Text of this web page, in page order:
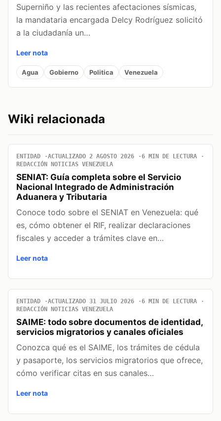
Superniño y las recientes afectaciones sísmicas,
la mandataria encargada Delcy Rodríguez solicitó
a la ciudadanía un…
Leer nota
Agua Gobierno Politica Venezuela
Wiki relacionada
ENTIDAD ACTUALIZADO 2 AGOSTO 2026
6 MIN DE LECTURA
REDACCIÓN NOTICIAS VENEZUELA
SENIAT: Guía completa sobre el Servicio
Nacional Integrado de Administración
Aduanera y Tributaria
Conoce todo sobre el SENIAT en Venezuela: qué
es, cómo obtener el RIF, realizar declaraciones
fiscales y acceder a trámites clave en…
Leer nota
ENTIDAD ACTUALIZADO 31 JULIO 2026
6 MIN DE LECTURA
REDACCIÓN NOTICIAS VENEZUELA
SAIME: todo sobre documentos de identidad,
servicios migratorios y canales oficiales
Conozca qué es el SAIME, los trámites de cédula
y pasaporte, los servicios migratorios que ofrece,
cómo verificar citas en sus canales…
Leer nota